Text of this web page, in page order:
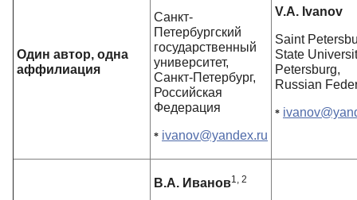
Один автор, одна
аффилиация
Санкт-
Петербургский
государственный
университет,
Санкт-Петербург,
Российская
Федерация
* ivanov@yandex.ru
V.A. Ivanov
Saint
State
Petersburg,
Russian
*
В.А. Иванов1, 2